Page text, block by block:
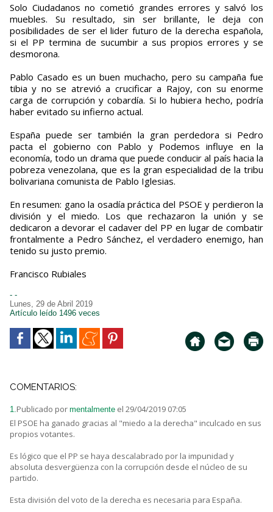
Solo Ciudadanos no cometió grandes errores y salvó los
muebles. Su resultado, sin ser brillante, le deja con
posibilidades de ser el lider futuro de la derecha española,
si el PP termina de sucumbir a sus propios errores y se
desmorona.
Pablo Casado es un buen muchacho, pero su campaña fue
tibia y no se atrevió a crucificar a Rajoy, con su enorme
carga de corrupción y cobardía. Si lo hubiera hecho, podría
haber evitado su infierno actual.
España puede ser también la gran perdedora si Pedro
pacta el gobierno con Pablo y Podemos influye en la
economía, todo un drama que puede conducir al país hacia la
pobreza venezolana, que es la gran especialidad de la tribu
bolivariana comunista de Pablo Iglesias.
En resumen: gano la osadía práctica del PSOE y perdieron la
división y el miedo. Los que rechazaron la unión y se
dedicaron a devorar el cadaver del PP en lugar de combatir
frontalmente a Pedro Sánchez, el verdadero enemigo, han
tenido su justo premio.
Francisco Rubiales
- -
Lunes, 29 de Abril 2019
Artículo leído 1496 veces
COMENTARIOS:
1. Publicado por mentalmente el 29/04/2019 07:05
El PSOE ha ganado gracias al "miedo a la derecha" inculcado en sus
propios votantes.
Es lógico que el PP se haya descalabrado por la impunidad y
absoluta desvergüenza con la corrupción desde el núcleo de su
partido.
Esta división del voto de la derecha es necesaria para España.